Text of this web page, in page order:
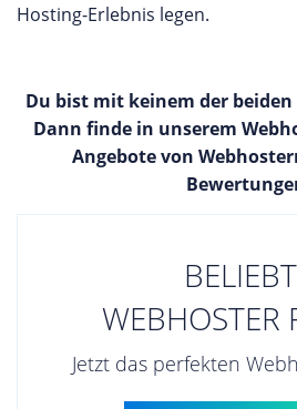
Hosting-Erlebnis legen.
Du bist mit keinem der
Dann finde in unserem
Angebote von
WEBHOSTER
Jetzt das perfekten